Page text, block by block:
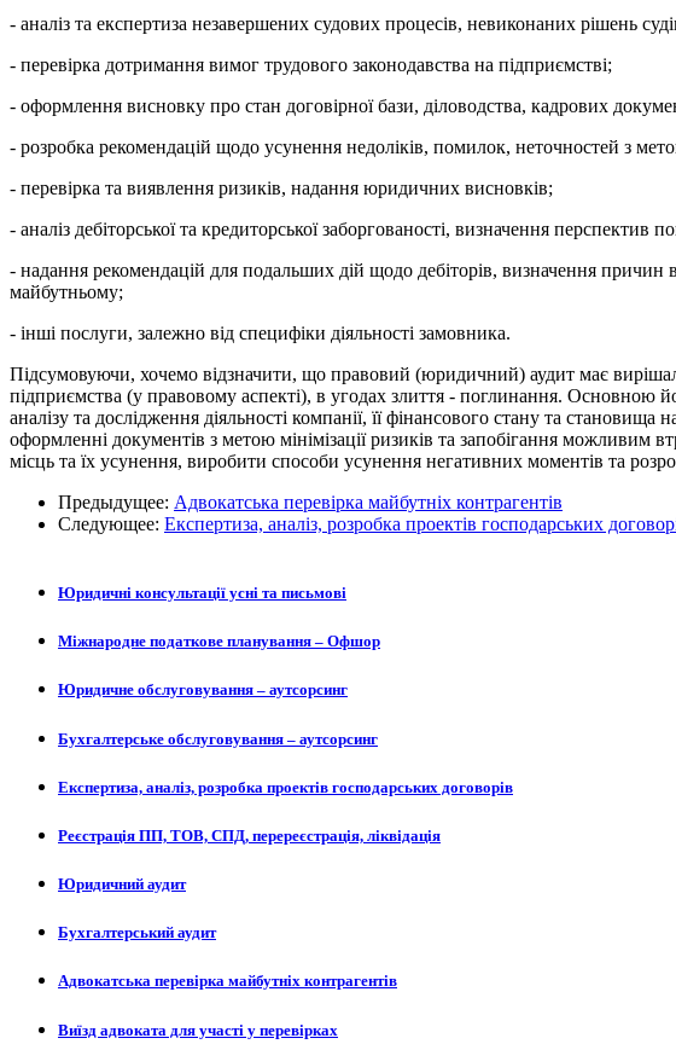
- аналіз та експертиза незавершених судових процесів, невиконаних рішень
- перевірка дотримання вимог трудового законодавства на підприємстві;
- оформлення висновку про стан договірної бази, діловодства, кадрових
- розробка рекомендацій щодо усунення недоліків, помилок, неточностей з
- перевірка та виявлення ризиків, надання юридичних висновків;
- аналіз дебіторської та кредиторської заборгованості, визначення перспектив
- надання рекомендацій для подальших дій щодо дебіторів, визначення причин
майбутньому;
- інші послуги, залежно від специфіки діяльності замовника.
Підсумовуючи, хочемо відзначити, що правовий (юридичний) аудит має
підприємства (у правовому аспекті), в угодах злиття - поглинання. Основною
аналізу та дослідження діяльності компанії, її фінансового стану та
оформленні документів з метою мінімізації ризиків та запобігання можливим
місць та їх усунення, виробити способи усунення негативних моментів та
Предыдущее: Адвокатська перевірка майбутніх контрагентів
Следующее: Експертиза, аналіз, розробка проектів господарських
Юридичні консультації усні та письмові
Міжнародне податкове планування – Офшор
Юридичне обслуговування – аутсорсинг
Бухгалтерське обслуговування – аутсорсинг
Експертиза, аналіз, розробка проектів господарських договорів
Реєстрація ПП, ТОВ, СПД, перереєстрація, ліквідація
Юридичний аудит
Бухгалтерський аудит
Адвокатська перевірка майбутніх контрагентів
Виїзд адвоката для участі у перевірках